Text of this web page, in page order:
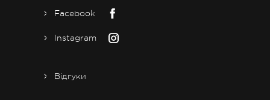
Facebook
Instagram
Відгуки